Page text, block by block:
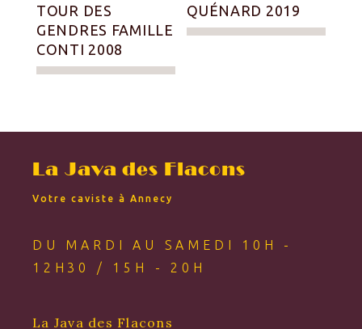
TOUR DES
GENDRES FAMILLE
CONTI 2008
QUÉNARD 2019
La Java des Flacons
Votre caviste à Annecy
DU MARDI AU SAMEDI 10H -
12H30 / 15H - 20H
La Java des Flacons